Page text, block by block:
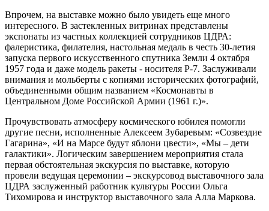
Впрочем, на выставке можно было увидеть еще много
интересного. В застекленных витринах представлены
экспонаты из частных коллекцией сотрудников ЦДРА:
фалеристика, филателия, настольная медаль в честь 30-летия
запуска первого искусственного спутника Земли 4 октября
1957 года и даже модель ракеты - носителя Р-7. Заслуживали
внимания и мольберты с копиями исторических фотографий,
объединенными общим названием «Космонавты в
Центральном Доме Российской Армии (1961 г.)».
Прочувствовать атмосферу космического юбилея помогли
другие песни, исполненные Алексеем Зубаревым: «Созвездие
Гагарина», «И на Марсе будут яблони цвести», «Мы – дети
галактики». Логическим завершением мероприятия стала
первая обстоятельная экскурсия по выставке, которую
провели ведущая церемонии – экскурсовод выставочного зала
ЦДРА заслуженный работник культуры России Ольга
Тихомирова и инструктор выставочного зала Алла Маркова.